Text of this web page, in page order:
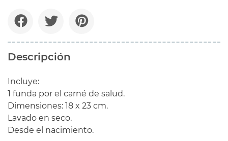
Descripción
Incluye:
1 funda por el carné de salud.
Dimensiones: 18 x 23 cm.
Lavado en seco.
Desde el nacimiento.